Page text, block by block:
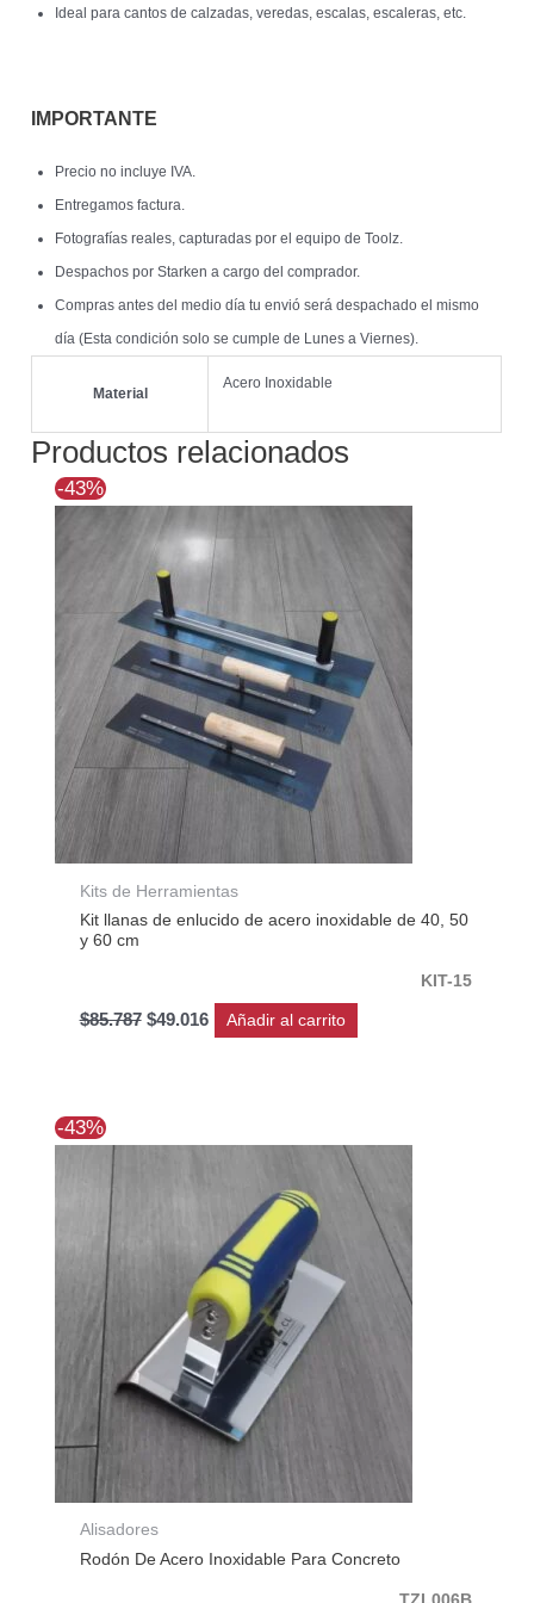
Ideal para cantos de calzadas, veredas, escalas, escaleras, etc.
IMPORTANTE
Precio no incluye IVA.
Entregamos factura.
Fotografías reales, capturadas por el equipo de Toolz.
Despachos por Starken a cargo del comprador.
Compras antes del medio día tu envió será despachado el mismo
día (Esta condición solo se cumple de Lunes a Viernes).
Material
Acero Inoxidable
Productos relacionados
-43%
Kits de Herramientas
Kit llanas de enlucido de acero inoxidable de 40, 50
y 60 cm
KIT-15
$85.787
precio
original
era:
$85.787.
$49.016
precio
actual
es:
$49.016.
Añadir al carrito
-43%
Alisadores
Rodón De Acero Inoxidable Para Concreto
precio precio
$15.440.